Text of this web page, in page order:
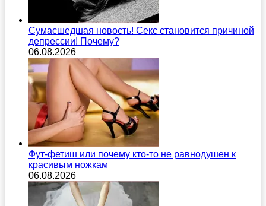
Сумасшедшая новость! Секс становится причиной
депрессии! Почему?
06.08.2026
Фут-фетиш или почему кто-то не равнодушен к
красивым ножкам
06.08.2026